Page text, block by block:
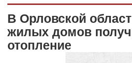
В Орловской
жилых домов
отопление